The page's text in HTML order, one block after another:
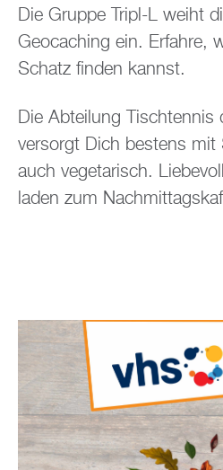
Die Gruppe Tripl-L weiht
Geocaching ein. Erfahre,
Schatz finden kannst.
Die Abteilung Tischtennis
versorgt Dich bestens mit
auch vegetarisch.
laden zum